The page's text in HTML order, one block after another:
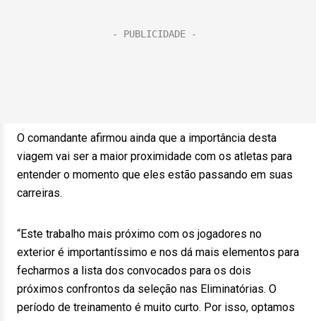
O comandante afirmou ainda que a importância desta
viagem vai ser a maior proximidade com os atletas para
entender o momento que eles estão passando em suas
carreiras.
“Este trabalho mais próximo com os jogadores no
exterior é importantíssimo e nos dá mais elementos para
fecharmos a lista dos convocados para os dois
próximos confrontos da seleção nas Eliminatórias. O
período de treinamento é muito curto. Por isso, optamos